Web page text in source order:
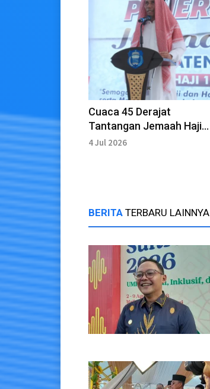
Cuaca 45 Derajat
Tantangan Jemaah Haji
Asal Wakatobi Selama di
4 Jul 2026
BERITA TERBARU LAINNYA